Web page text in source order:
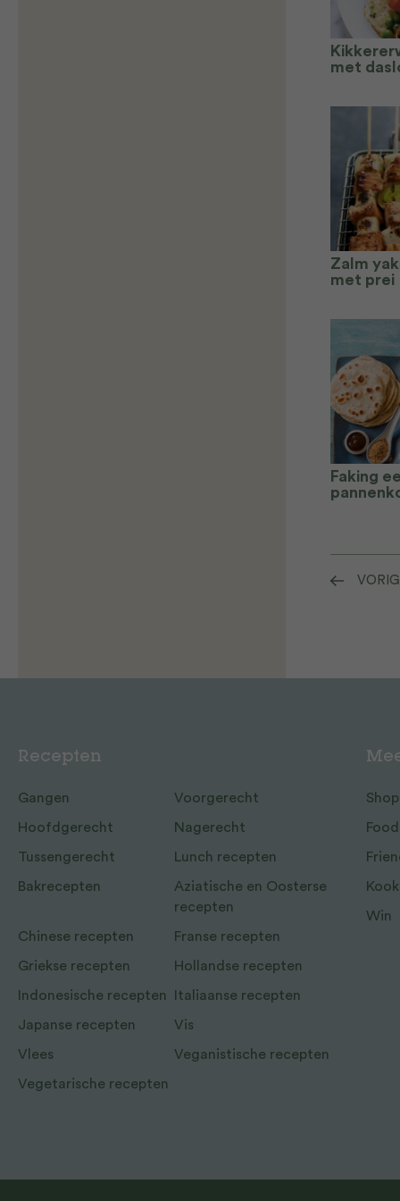
met
Zalm
met prei
Faking
Recepten
Gangen Voorgerecht
Hoofdgerecht Nagerecht
Tussengerecht Lunch recepten
Bakrecepten
Aziatische en Oosterse
recepten
Chinese recepten Franse recepten
Griekse recepten Hollandse recepten
Indonesische recepten Italiaanse recepten
Japanse recepten Vis
Vlees Veganistische recepten
Vegetarische recepten
Shop
Win